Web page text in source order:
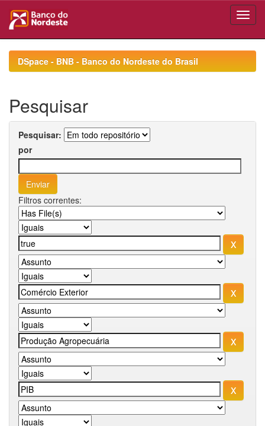
navigationDSpace - BNB - Banco do Nordeste do Brasil
Pesquisar
Pesquisar:
por
Filtros correntes: